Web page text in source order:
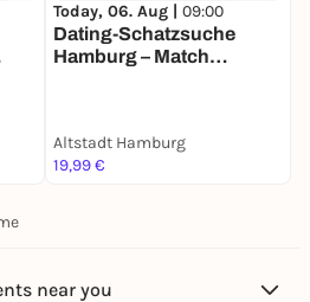
Today, 06. Aug | 09:00
Dating-Schatzsuche
Hamburg – Match
Altstadt Hamburg
19,99 €
near you